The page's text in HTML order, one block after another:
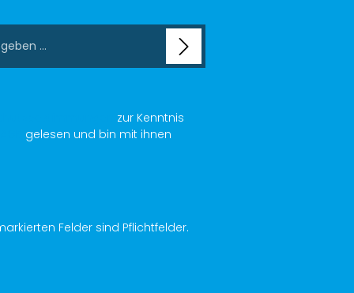
zur Kenntnis
gelesen und bin mit ihnen
Felder sind Pflichtfelder.